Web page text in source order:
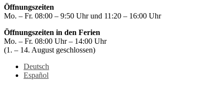
Öffnungszeiten
Mo. – Fr. 08:00 – 9:50 Uhr und 11:20 – 16:00 Uhr
Öffnungszeiten in den Ferien
Mo. – Fr. 08:00 Uhr – 14:00 Uhr
(1. – 14. August geschlossen)
Deutsch
Español